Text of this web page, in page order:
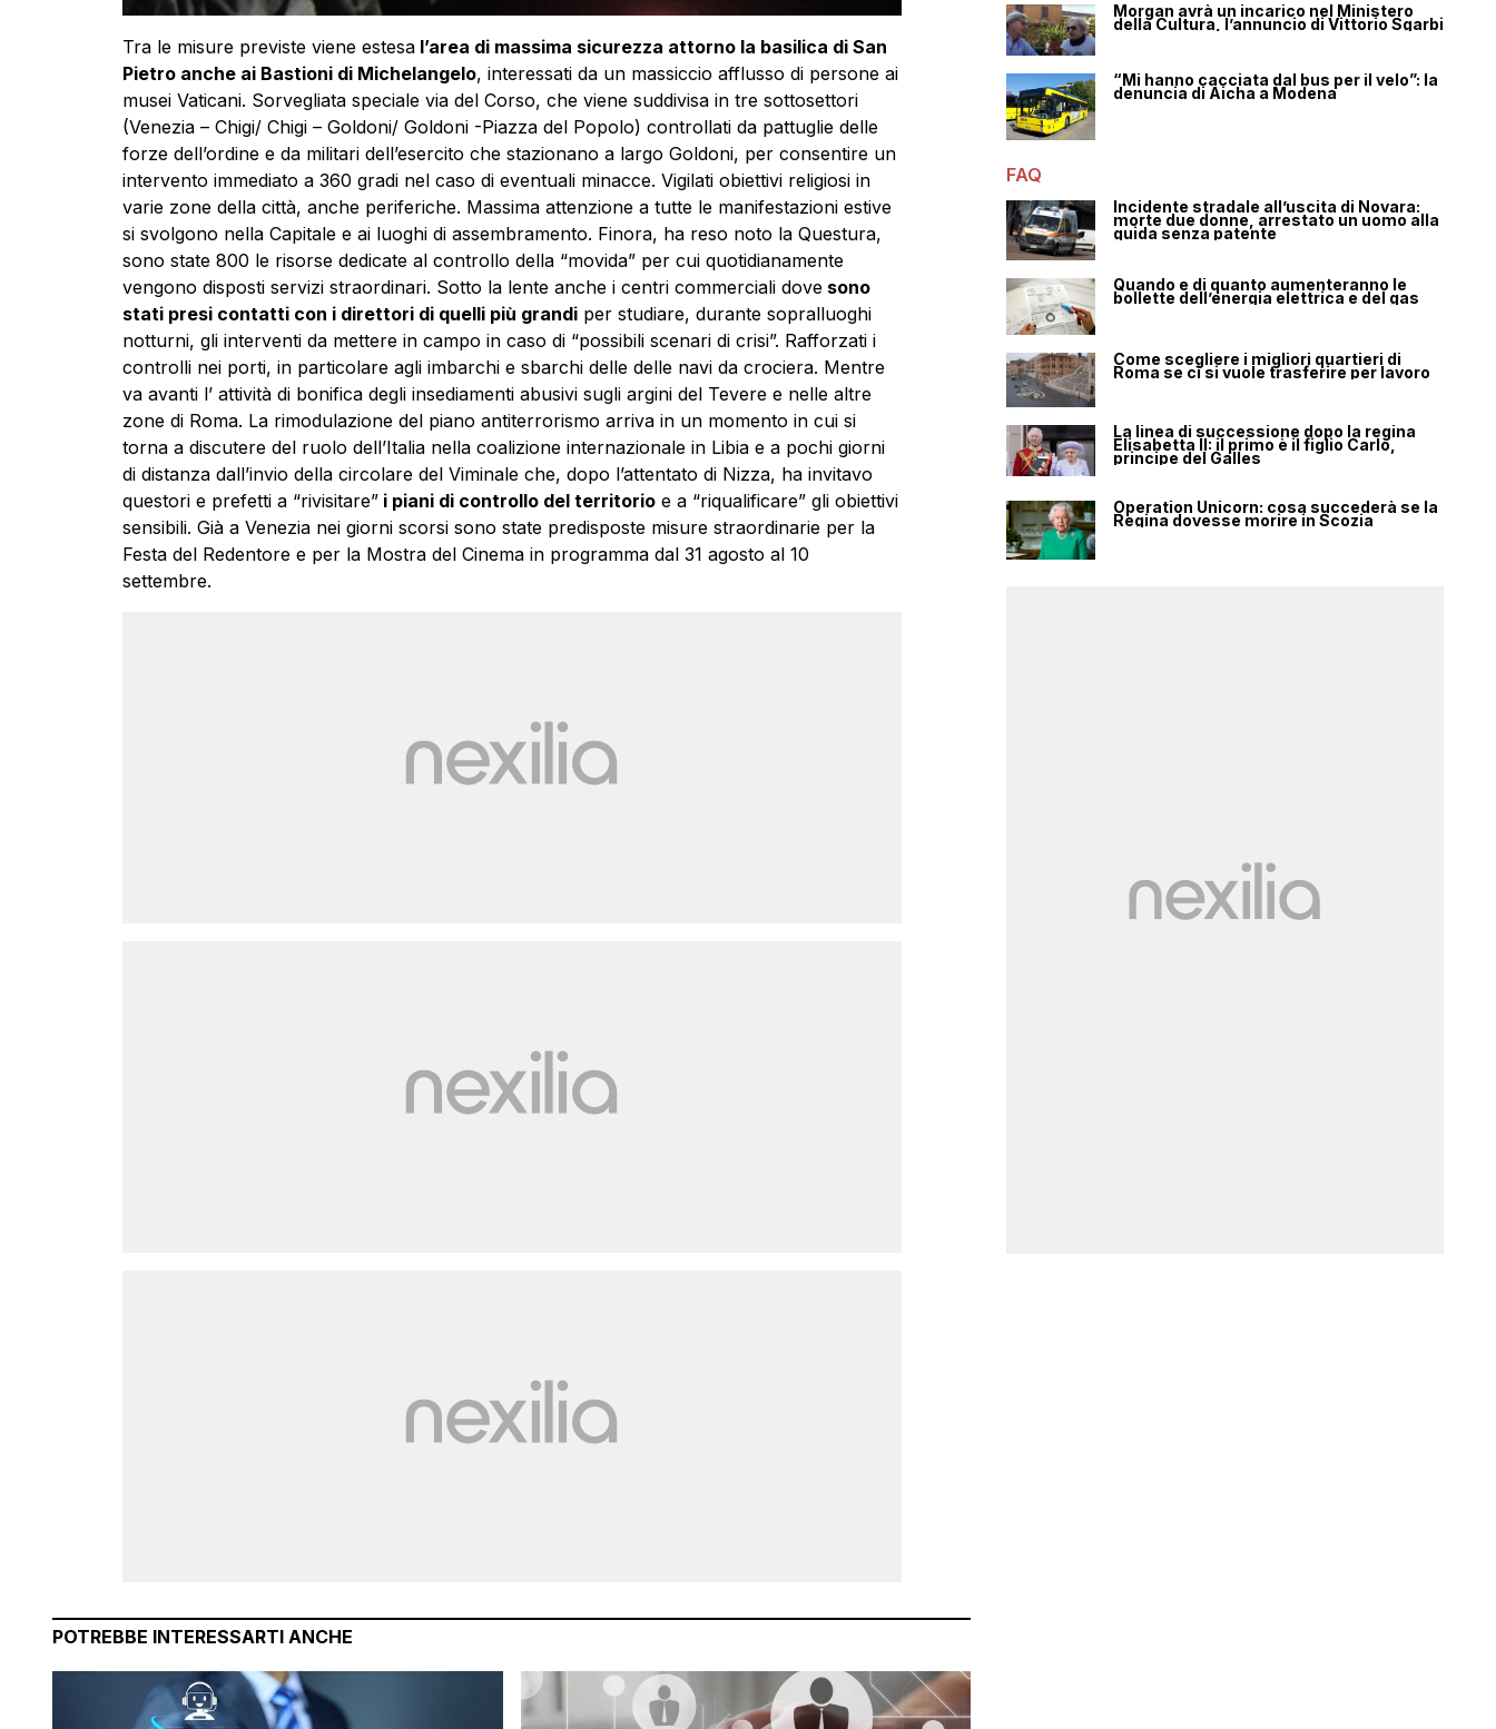
Tra le misure previste viene estesal’area di massima sicurezza attorno la basilica di San
Pietro anche ai Bastioni di Michelangelo, interessati da un massiccio afflusso di persone ai
musei Vaticani. Sorvegliata speciale via del Corso, che viene suddivisa in tre sottosettori
(Venezia – Chigi/ Chigi – Goldoni/ Goldoni -Piazza del Popolo) controllati da pattuglie delle
forze dell’ordine e da militari dell’esercito che stazionano a largo Goldoni, per consentire un
intervento immediato a 360 gradi nel caso di eventuali minacce. Vigilati obiettivi religiosi in
varie zone della città, anche periferiche. Massima attenzione a tutte le manifestazioni estive
si svolgono nella Capitale e ai luoghi di assembramento. Finora, ha reso noto la Questura,
sono state 800 le risorse dedicate al controllo della “movida” per cui quotidianamente
vengono disposti servizi straordinari. Sotto la lente anche i centri commerciali dovesono
stati presi contatti con i direttori di quelli più grandiper studiare, durante sopralluoghi
notturni, gli interventi da mettere in campo in caso di “possibili scenari di crisi”. Rafforzati i
controlli nei porti, in particolare agli imbarchi e sbarchi delle delle navi da crociera. Mentre
va avanti l’ attività di bonifica degli insediamenti abusivi sugli argini del Tevere e nelle altre
zone di Roma. La rimodulazione del piano antiterrorismo arriva in un momento in cui si
torna a discutere del ruolo dell’Italia nella coalizione internazionale in Libia e a pochi giorni
di distanza dall’invio della circolare del Viminale che, dopo l’attentato di Nizza, ha invitavo
questori e prefetti a “rivisitare”i piani di controllo del territorioe a “riqualificare” gli obiettivi
sensibili. Già a Venezia nei giorni scorsi sono state predisposte misure straordinarie per la
Festa del Redentore e per la Mostra del Cinema in programma dal 31 agosto al 10
settembre.
POTREBBE INTERESSARTI ANCHE
Morgan avrà un incarico nel Ministero
della Cultura, l’annuncio di Vittorio Sgarbi
“Mi hanno cacciata dal bus per il velo”: la
denuncia di Aicha a Modena
FAQ
Incidente stradale all’uscita di Novara:
morte due donne, arrestato un uomo alla
guida senza patente
Quando e di quanto aumenteranno le
bollette dell’energia elettrica e del gas
Come scegliere i migliori quartieri di
Roma se ci si vuole trasferire per lavoro
La linea di successione dopo la regina
Elisabetta II: il primo è il figlio Carlo,
principe del Galles
Operation Unicorn: cosa succederà se la
Regina dovesse morire in Scozia